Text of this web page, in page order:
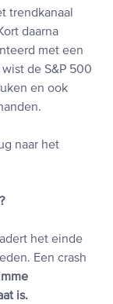
trendkanaal
daarna
met een
de S&P 500
en ook
naar het
het einde
Een crash
is.